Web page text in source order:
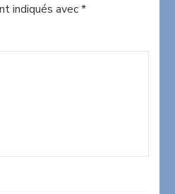
indiqués avec*